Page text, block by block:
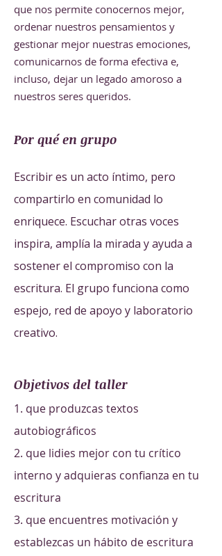
que nos permite conocernos mejor,
ordenar nuestros pensamientos y
gestionar mejor nuestras emociones,
comunicarnos de forma efectiva e,
incluso, dejar un legado amoroso a
nuestros seres queridos.
Por qué en grupo
Escribir es un acto íntimo, pero
compartirlo en comunidad lo
enriquece. Escuchar otras voces
inspira, amplía la mirada y ayuda a
sostener el compromiso con la
escritura. El grupo funciona como
espejo, red de apoyo y laboratorio
creativo.
Objetivos del taller
1. que produzcas textos
autobiográficos
2. que lidies mejor con tu crítico
interno y adquieras confianza en tu
escritura
3. que encuentres motivación y
establezcas un hábito de escritura